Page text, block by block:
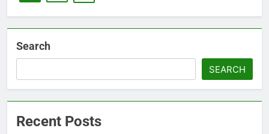
Search
SEARCH
Recent Posts